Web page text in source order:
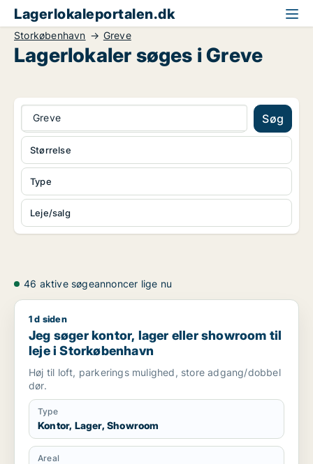
Lagerlokaleportalen.dk
Storkøbenhavn Greve
Lagerlokaler søges i Greve
Greve Søg
Type
Leje/salg
Størrelse
46 aktive søgeannoncer lige nu
Jeg søger kontor, lager eller showroom til leje i
1 d siden
Jeg søger kontor, lager eller showroom til
leje i Storkøbenhavn
Høj til loft, parkerings mulighed, store adgang/dobbel
dør.
Type
Kontor, Lager, Showroom
Areal